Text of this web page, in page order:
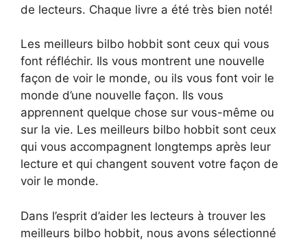
de lecteurs. Chaque livre a été très bien noté!
Les meilleurs bilbo hobbit sont ceux qui vous
font réfléchir. Ils vous montrent une nouvelle
façon de voir le monde, ou ils vous font voir le
monde d’une nouvelle façon. Ils vous
apprennent quelque chose sur vous-même ou
sur la vie. Les meilleurs bilbo hobbit sont ceux
qui vous accompagnent longtemps après leur
lecture et qui changent souvent votre façon de
voir le monde.
Dans l’esprit d’aider les lecteurs à trouver les
meilleurs bilbo hobbit, nous avons sélectionné